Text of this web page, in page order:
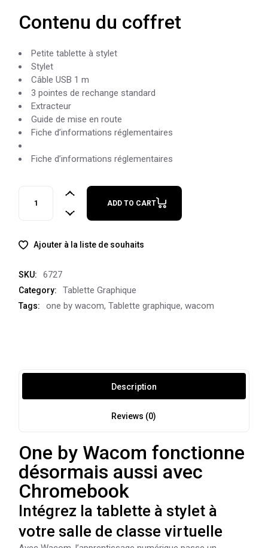
Contenu du coffret
Petite tablette à stylet
Stylet
Câble USB 1 m
3 pointes de rechange standard
Extracteur
Guide de mise en route
Fiche d’informations réglementaires
Fiche d’informations réglementaires
One by Wacom, Taille SMALL quantity
ADD TO CART
Ajouter à la liste de souhaits
SKU: 6727
Category: Tablette Graphique
Tags: one by wacom,Tablette graphique,wacom
Description
Reviews (0)
One by Wacom fonctionne
désormais aussi avec
Chromebook
Intégrez la tablette à stylet à
votre salle de classe virtuelle